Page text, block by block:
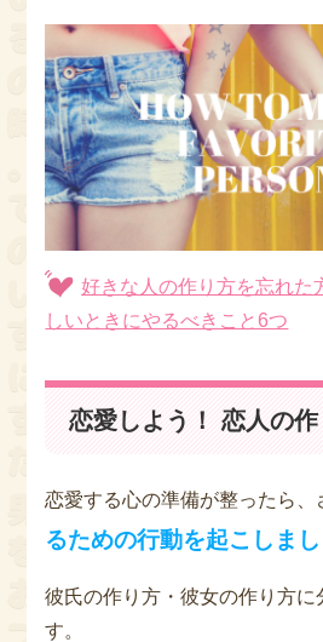
好きな人の作り方を忘れた
しいときにやるべきこと6つ
恋愛しよう！ 恋人の
恋愛する心の準備が整ったら、
るための行動を起こしまし
彼氏の作り方・彼女の作り方に
す。